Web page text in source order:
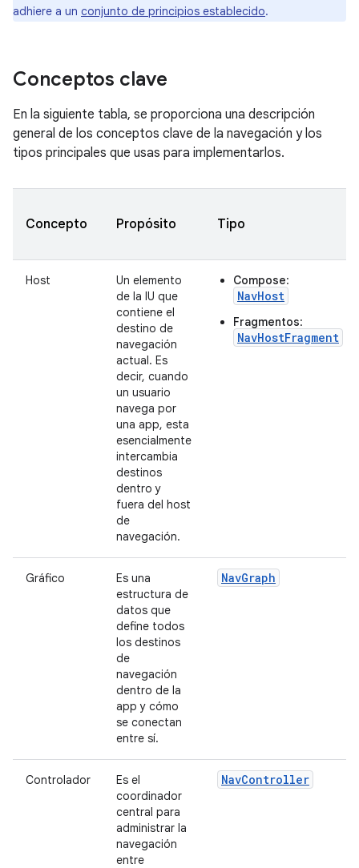
adhiere a un conjunto de principios establecido.
Conceptos clave
En la siguiente tabla, se proporciona una descripción
general de los conceptos clave de la navegación y los
tipos principales que usas para implementarlos.
Concepto Propósito Tipo
Host
Un elemento
de la IU que
contiene el
destino de
navegación
actual. Es
decir, cuando
un usuario
navega por
una app, esta
esencialmente
intercambia
destinos
dentro y
fuera del host
de
navegación.
Compose:
NavHost
Fragmentos:
NavHostFragment
Gráfico
Es una
estructura de
datos que
define todos
los destinos
de
navegación
dentro de la
app y cómo
se conectan
entre sí.
NavGraph
Controlador
Es el
coordinador
central para
administrar la
navegación
entre
NavController